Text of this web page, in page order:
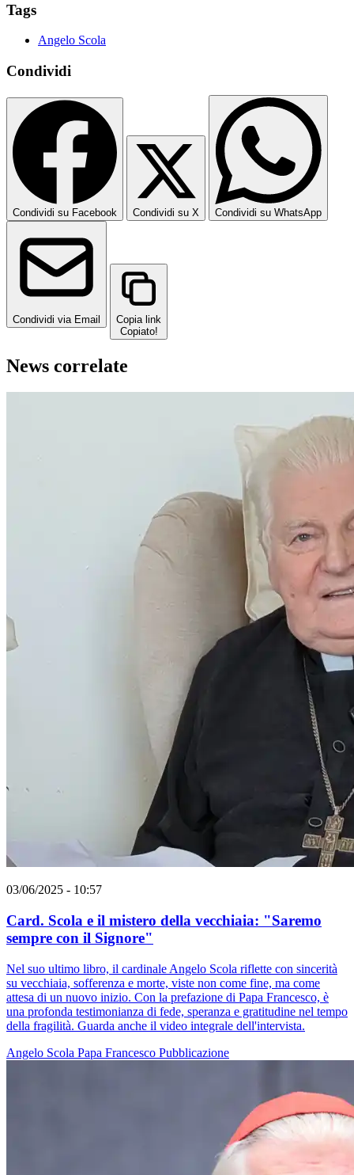
Tags
Angelo Scola
Condividi
Condividi su Facebook Condividi su X Condividi su WhatsApp
Condividi via Email
Copia link
Copiato!
News correlate
03/06/2025 - 10:57
Card. Scola e il mistero della vecchiaia: "Saremo
sempre con il Signore"
Nel suo ultimo libro, il cardinale Angelo Scola riflette con sincerità
su vecchiaia, sofferenza e morte, viste non come fine, ma come
attesa di un nuovo inizio. Con la prefazione di Papa Francesco, è
una profonda testimonianza di fede, speranza e gratitudine nel tempo
della fragilità. Guarda anche il video integrale dell'intervista.
Angelo Scola Papa Francesco Pubblicazione